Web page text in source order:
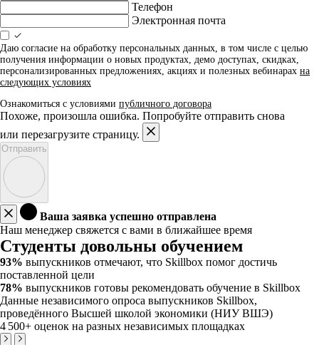
Телефон
Электронная почта
Даю согласие на обработку персональных данных, в том числе с целью
получения информации о новых продуктах, демо доступах, скидках,
персонализированных предложениях, акциях и полезных вебинарах на
следующих условиях
Ознакомиться с условиями публичного договора
Похоже, произошла ошибка. Попробуйте отправить снова
или перезагрузите страницу.
Отправить
Ваша заявка успешно отправлена
Наш менеджер свяжется с вами в ближайшее время
Студенты довольны обучением
93% выпускников отмечают, что Skillbox помог достичь
поставленной цели
78% выпускников готовы рекомендовать обучение в Skillbox
Данные независимого опроса выпускников Skillbox,
проведённого Высшей школой экономики (НИУ ВШЭ)
4 500+ оценок на разных независимых площадках